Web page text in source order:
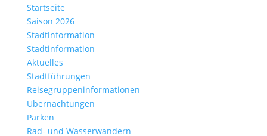
Startseite
Saison 2026
Stadtinformation
Stadtinformation
Aktuelles
Stadtführungen
Reisegruppeninformationen
Übernachtungen
Parken
Rad- und Wasserwandern